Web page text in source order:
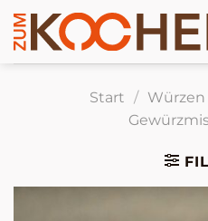
Zum
Inhalt
springen
Start / Würzen